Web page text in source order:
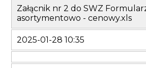
Załącnik nr 2 do SWZ
asortymentowo - cenowy.xls
2025-01-28 10:35